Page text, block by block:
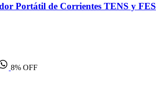
Portátil de Corrientes TENS y FES
8% OFF